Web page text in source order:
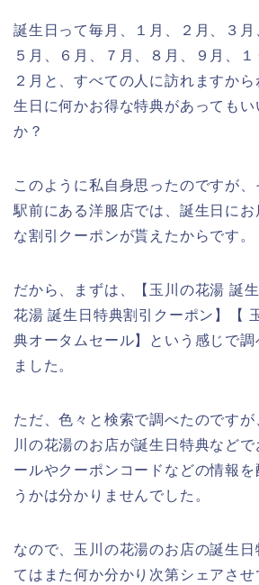
誕生日って毎月、１月、２月、３月
５月、６月、７月、８月、９月、１
２月と、すべての人に訪れますか
生日に何かお得な特典があっても
か？
このように私自身思ったのですが
駅前にある洋服店では、誕生日に
な割引クーポンが貰えたからです。
だから、まずは、【玉川の花湯 誕
花湯 誕生日特典割引クーポン】【
典オータムセール】という感じで調
ました。
ただ、色々と検索で調べたのですが
川の花湯のお店が誕生日特典など
ールやクーポンコードなどの情報
うかは分かりませんでした。
なので、玉川の花湯のお店の誕生
てはまた何か分かり次第シェアさせ